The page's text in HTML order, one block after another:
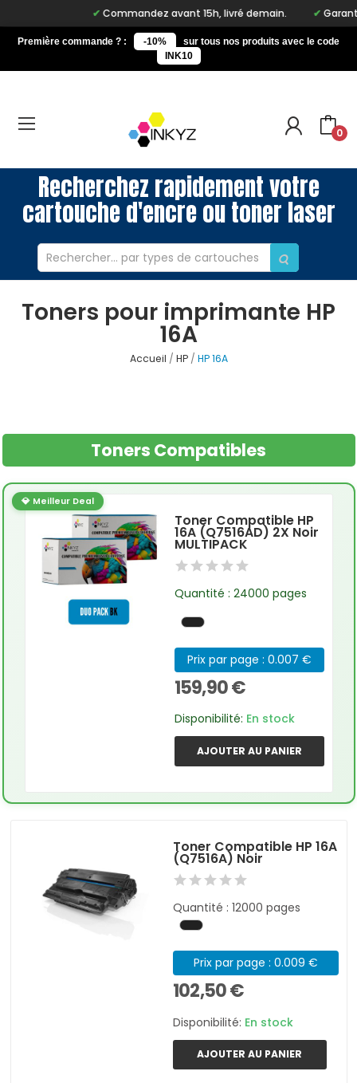
Commandez avant 15h, livré demain.
Première commande ? : -10%
sur tous nos produits avec le code
INK10
0
Recherchez rapidement votre
cartouche d'encre ou toner laser
Toners pour imprimante HP
16A
Accueil HP HP 16A
Toners Compatibles
💎 Meilleur Deal
Toner Compatible HP
16A (Q7516AD) 2X Noir
MULTIPACK
Quantité : 24000 pages
Prix par page : 0.007 €
159,90 €
Disponibilité: En stock
AJOUTER AU PANIER
Toner Compatible HP 16A
(Q7516A) Noir
Quantité : 12000 pages
Prix par page : 0.009 €
102,50 €
Disponibilité: En stock
AJOUTER AU PANIER